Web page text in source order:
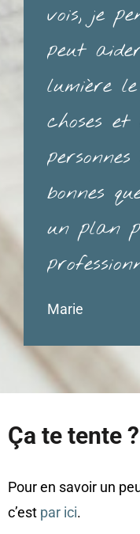
vois, je
peut
lumière
choses
bonnes
un plan
Marie
Ça te tente ?
Pour en savoir un
c’est par ici.